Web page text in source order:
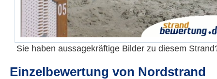
Sie haben aussagekräftige Bilder zu diesem
Einzelbewertung von Nordstrand